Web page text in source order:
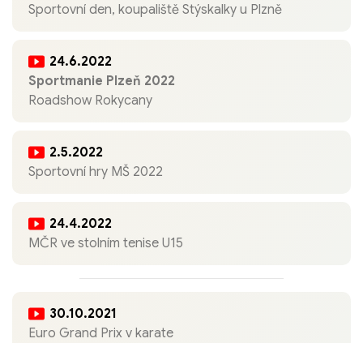
Sportovní den, koupaliště Stýskalky u Plzně
24.6.2022
Sportmanie Plzeň 2022
Roadshow Rokycany
2.5.2022
Sportovní hry MŠ 2022
24.4.2022
MČR ve stolním tenise U15
30.10.2021
Euro Grand Prix v karate